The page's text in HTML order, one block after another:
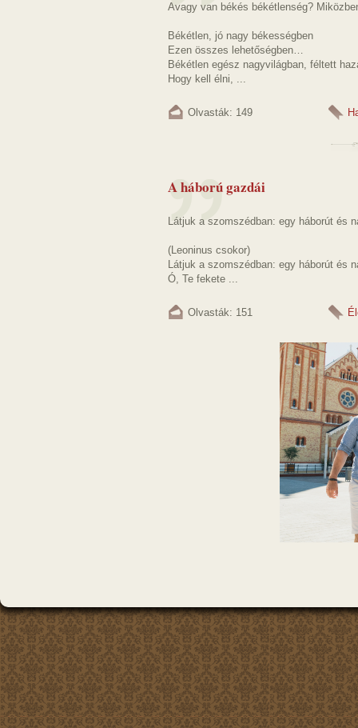
Avagy van békés békétlenség?
Békétlen, jó nagy békességben
Ezen összes lehetőségben…
Békétlen egész nagyvilágban, féltett
Hogy kell élni, ...
Olvasták: 149
A háború gazdái
Látjuk a szomszédban: egy háborút és
(Leoninus csokor)
Látjuk a szomszédban: egy háborút és
Ó, Te fekete ...
Olvasták: 151